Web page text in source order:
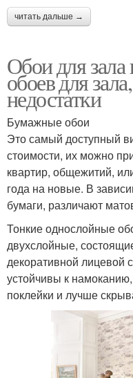
читать дальше →
Обои для
обоев для
недостатки
Бумажные обои
Это самый доступный
стоимости, их можно
квартир, общежитий,
года на новые. В
бумаги, различают
Тонкие однослойные
двухслойные,
декоративной лицевой
устойчивы к
поклейки и лучше